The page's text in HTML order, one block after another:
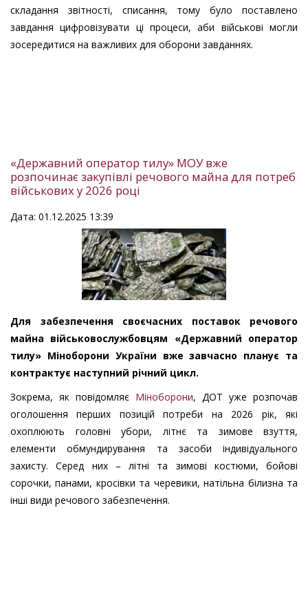
складання звітності, списання, тому було поставлено
завдання цифровізувати ці процеси, аби військові могли
зосередитися на важливих для оборони завданнях.
«Державний оператор тилу» МОУ вже
розпочинає закупівлі речового майна для потреб
військових у 2026 році
Дата: 01.12.2025 13:39
Для забезпечення своєчасних поставок речового
майна військовослужбовцям «Державний оператор
тилу» Міноборони України вже завчасно планує та
контрактує наступний річний цикл.
Зокрема, як повідомляє Міноборони, ДОТ уже розпочав
оголошення перших позицій потреби на 2026 рік, які
охоплюють головні убори, літнє та зимове взуття,
елементи обмундирування та засоби індивідуального
захисту. Серед них – літні та зимові костюми, бойові
сорочки, панами, кросівки та черевики, натільна білизна та
інші види речового забезпечення.